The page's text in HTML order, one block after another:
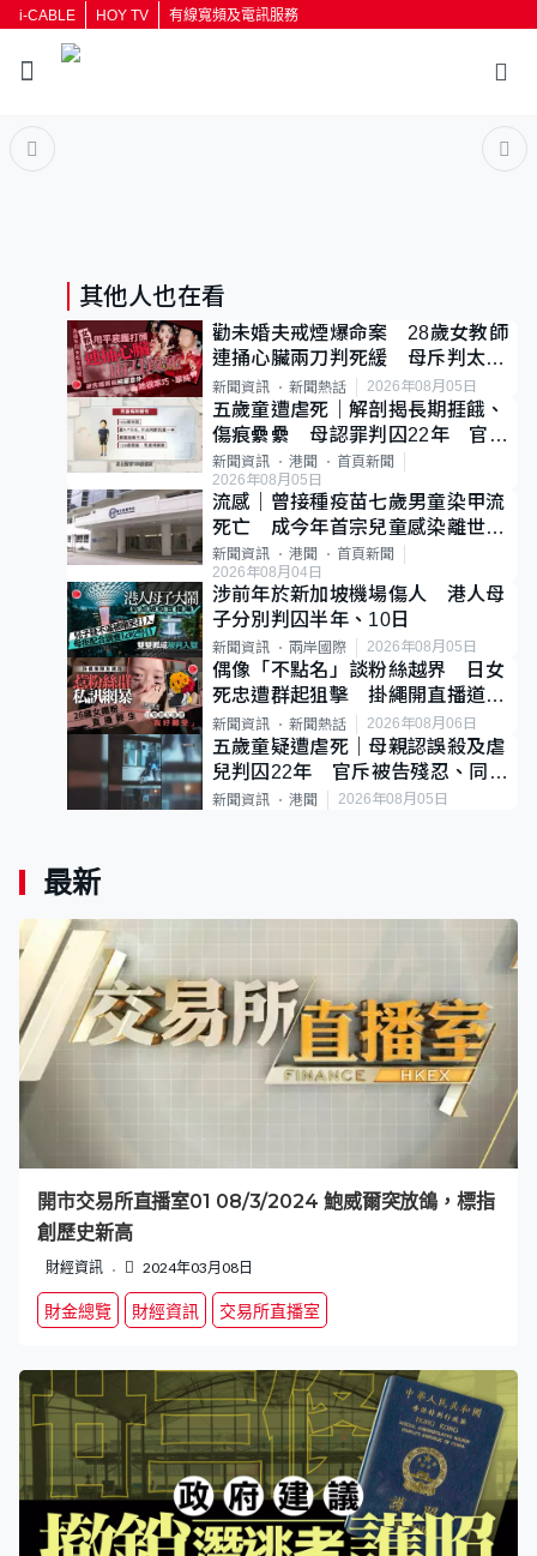
i-CABLE HOY TV 有線寬頻及電訊服務
其他人也在看
勸未婚夫戒煙爆命案 28歲女教師
連捅心臟兩刀判死緩 母斥判太重
已上訴
新聞資訊 新聞熱話 2026年08月05日
五歲童遭虐死｜解剖揭長期捱餓、
傷痕纍纍 母認罪判囚22年 官斥
冷血：同類案最惡劣
新聞資訊 港聞
首頁新聞
2026年08月05日
流感｜曾接種疫苗七歲男童染甲流
死亡 成今年首宗兒童感染離世個
案
新聞資訊 港聞
首頁新聞
2026年08月04日
涉前年於新加坡機場傷人 港人母
子分別判囚半年、10日
新聞資訊 兩岸國際 2026年08月05日
偶像「不點名」談粉絲越界 日女
死忠遭群起狙擊 掛繩開直播道歉
後輕生
新聞資訊 新聞熱話 2026年08月06日
五歲童疑遭虐死｜母親認誤殺及虐
兒判囚22年 官斥被告殘忍、同類
案最惡劣
新聞資訊 港聞 2026年08月05日
最新
開市交易所直播室01 08/3/2024 鮑威爾突放鴿，標指
創歷史新高
財經資訊 2024年03月08日
財金總覽 財經資訊 交易所直播室